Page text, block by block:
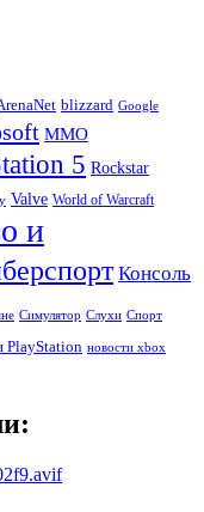
blizzard Google
MMO
5 Rockstar
Valve World of Warcraft
и
Консоль
Симулятор Слухи Спорт
PlayStation новости xbox